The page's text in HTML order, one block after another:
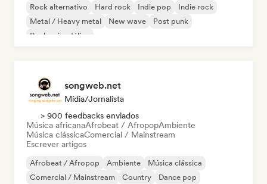
Rock alternativo Hard rock Indie pop
Indie rock
Metal / Heavy metal
New wave
Post punk
Rock psicodélico
songweb.net
Mídia/Jornalista
> 900 feedbacks enviados
Música africanaAfrobeat / AfropopAmbiente
Música clássicaComercial / Mainstream
Escrever artigos
Afrobeat / Afropop Ambiente
Música clássica
Comercial / Mainstream
Country
Dance pop